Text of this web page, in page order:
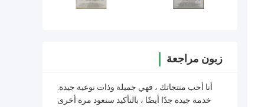
زبون مراجعة
أنا أحب منتجاتك ، فهي جميلة وذات نوعية جيدة.
خدمة جيدة جدًا أيضًا ، بالتأكيد سنعود مرة أخرى